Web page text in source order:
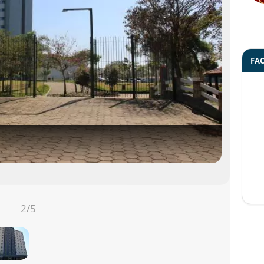
mais
Apóstolos mais
2/5